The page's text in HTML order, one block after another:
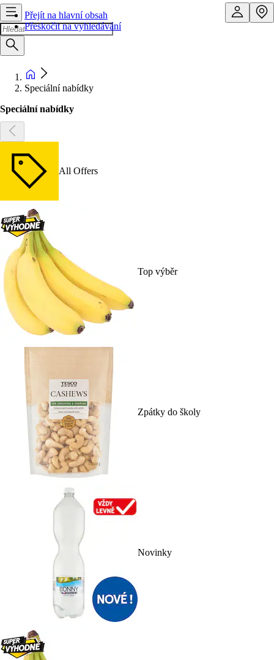
Přejít na hlavní obsah
Přeskočit na vyhledávání
Speciální nabídky
Speciální nabídky
All Offers
Top výběr
Zpátky do školy
Novinky